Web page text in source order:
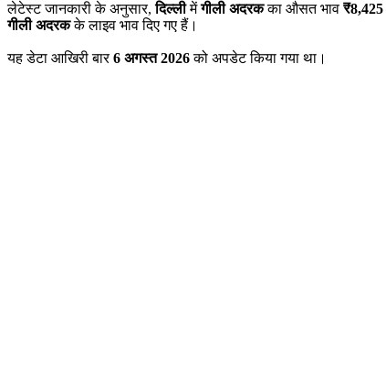
लेटेस्ट जानकारी के अनुसार,दिल्लीमेंगीली अदरकका औसत भाव ₹8,425
गीली अदरकके लाइव भाव दिए गए हैं।
यह डेटा आखिरी बार6 अगस्त 2026को अपडेट किया गया था।